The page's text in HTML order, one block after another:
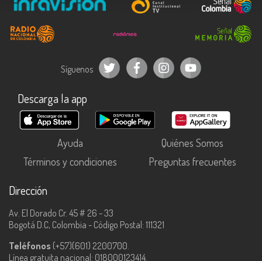
Síguenos
Descarga la app
Ayuda
Quiénes Somos
Términos y condiciones
Preguntas frecuentes
Dirección
Av. El Dorado Cr. 45 # 26 - 33
Bogotá D.C, Colombia - Código Postal: 111321
Teléfonos (+57)(601) 2200700.
Línea gratuita nacional: 018000123414.